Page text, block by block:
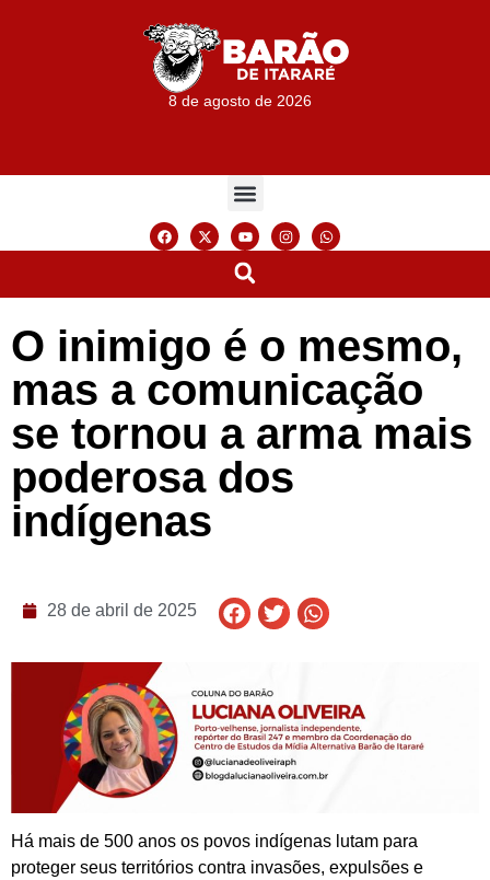
8 de agosto de 2026
O inimigo é o mesmo,
mas a comunicação
se tornou a arma mais
poderosa dos
indígenas
28 de abril de 2025
Há mais de 500 anos os povos indígenas lutam para
proteger seus territórios contra invasões, expulsões e